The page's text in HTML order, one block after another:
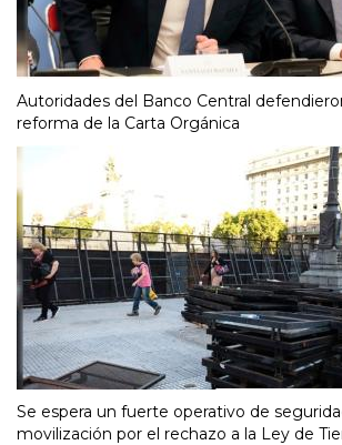
Autoridades del Banco Central
reforma de la Carta Orgánica
Se espera un fuerte operativo de
movilización por el rechazo a la Ley de